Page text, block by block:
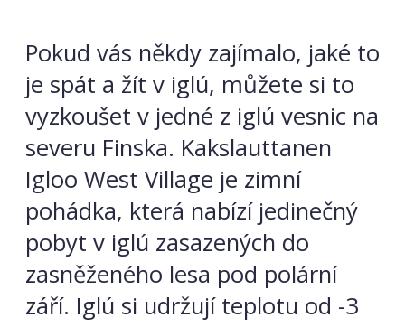
Pokud vás někdy zajímalo, jaké to
je spát a žít v iglú, můžete si to
vyzkoušet v jedné z iglú vesnic na
severu Finska. Kakslauttanen
Igloo West Village je zimní
pohádka, která nabízí jedinečný
pobyt v iglú zasazených do
zasněženého lesa pod polární
září. Iglú si udržují teplotu od -3